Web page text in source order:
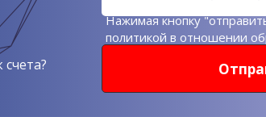
счета?
Нажимая кнопку
политикой в отношении